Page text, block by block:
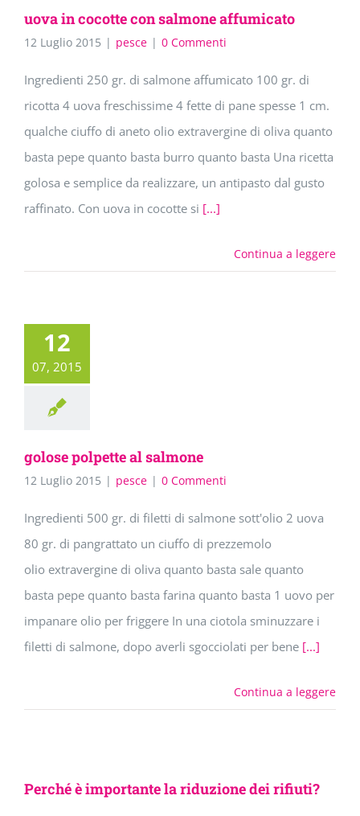
uova in cocotte con salmone affumicato
12 Luglio 2015 | pesce | 0 Commenti
Ingredienti 250 gr. di salmone affumicato 100 gr. di
ricotta 4 uova freschissime 4 fette di pane spesse 1 cm.
qualche ciuffo di aneto olio extravergine di oliva quanto
basta pepe quanto basta burro quanto basta Una ricetta
golosa e semplice da realizzare, un antipasto dal gusto
raffinato. Con uova in cocotte si [...]
Continua a leggere
12
07, 2015
golose polpette al salmone
12 Luglio 2015 | pesce | 0 Commenti
Ingredienti 500 gr. di filetti di salmone sott'olio 2 uova
80 gr. di pangrattato un ciuffo di prezzemolo
olio extravergine di oliva quanto basta sale quanto
basta pepe quanto basta farina quanto basta 1 uovo per
impanare olio per friggere In una ciotola sminuzzare i
filetti di salmone, dopo averli sgocciolati per bene [...]
Continua a leggere
Perché è importante la riduzione dei rifiuti?